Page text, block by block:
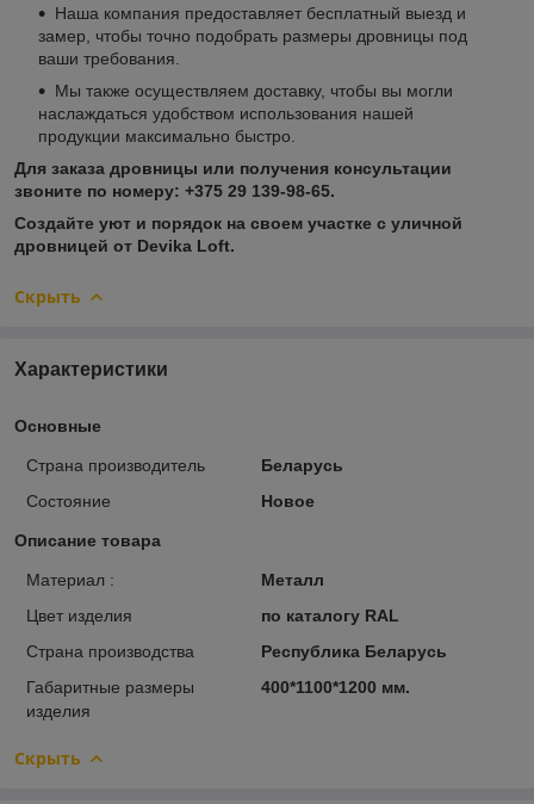
Наша компания предоставляет бесплатный выезд и
замер, чтобы точно подобрать размеры дровницы под
ваши требования.
Мы также осуществляем доставку, чтобы вы могли
наслаждаться удобством использования нашей
продукции максимально быстро.
Для заказа дровницы или получения консультации
звоните по номеру: +375 29 139-98-65.
Создайте уют и порядок на своем участке с уличной
дровницей от Devika Loft.
Скрыть
Характеристики
Основные
Страна производитель
Беларусь
Состояние
Новое
Описание товара
Материал :
Металл
Цвет изделия
по каталогу RAL
Страна производства
Республика Беларусь
Габаритные размеры
изделия
400*1100*1200 мм.
Скрыть